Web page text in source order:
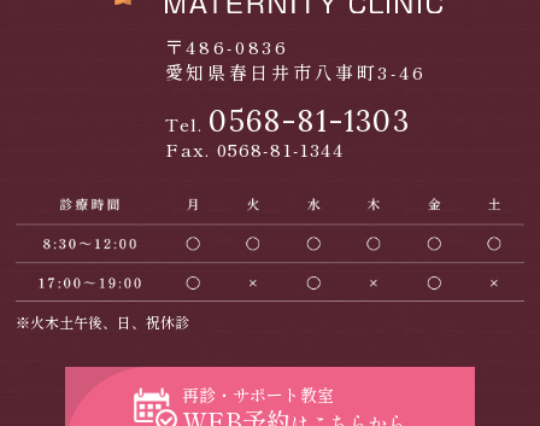
〒486-0836
愛知県春日井市八事町3-46
Tel. 0568-81-1303
Fax. 0568-81-1344
※火木土午後、日、祝休診
再診・サポート教室